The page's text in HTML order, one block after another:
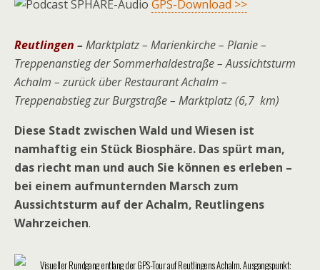
GPS-Download >>
Reutlingen –Marktplatz – Marienkirche – Planie –
Treppenanstieg der Sommerhaldestraße – Aussichtsturm
Achalm – zurück über Restaurant Achalm –
Treppenabstieg zur Burgstraße – Marktplatz(6,7 km)
Diese Stadt zwischen Wald und Wiesen ist
namhaftig ein Stück Biosphäre. Das spürt man,
das riecht man und auch Sie können es erleben –
bei einem aufmunternden Marsch zum
Aussichtsturm auf der Achalm, Reutlingens
Wahrzeichen.